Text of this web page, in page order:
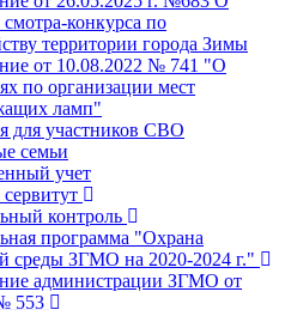
конкурса по
территории города Зимы
от 10.08.2022 № 741 "О
по организации мест
ламп"
для участников СВО
семьи
учет
контроль
программа "Охрана
среды ЗГМО на 2020-2024 г."
администрации ЗГМО от
553